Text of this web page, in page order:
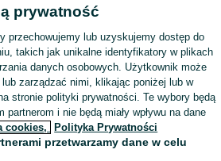
na OLX, aby skontaktować się z
prywatność
przechowujemy lub uzyskujemy dostęp do
takich jak unikalne identyfikatory w plikach
danych osobowych. Użytkownik może
zarządzać nimi, klikając poniżej lub w
stronie polityki prywatności. Te wybory będą
partnerom i nie będą miały wpływu na dane
cookies, Polityka Prywatności
przetwarzamy dane w celu